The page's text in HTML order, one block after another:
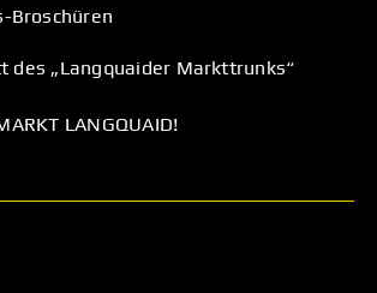
Broschüren
des „Langquaider Markttrunks“
LANGQUAID!